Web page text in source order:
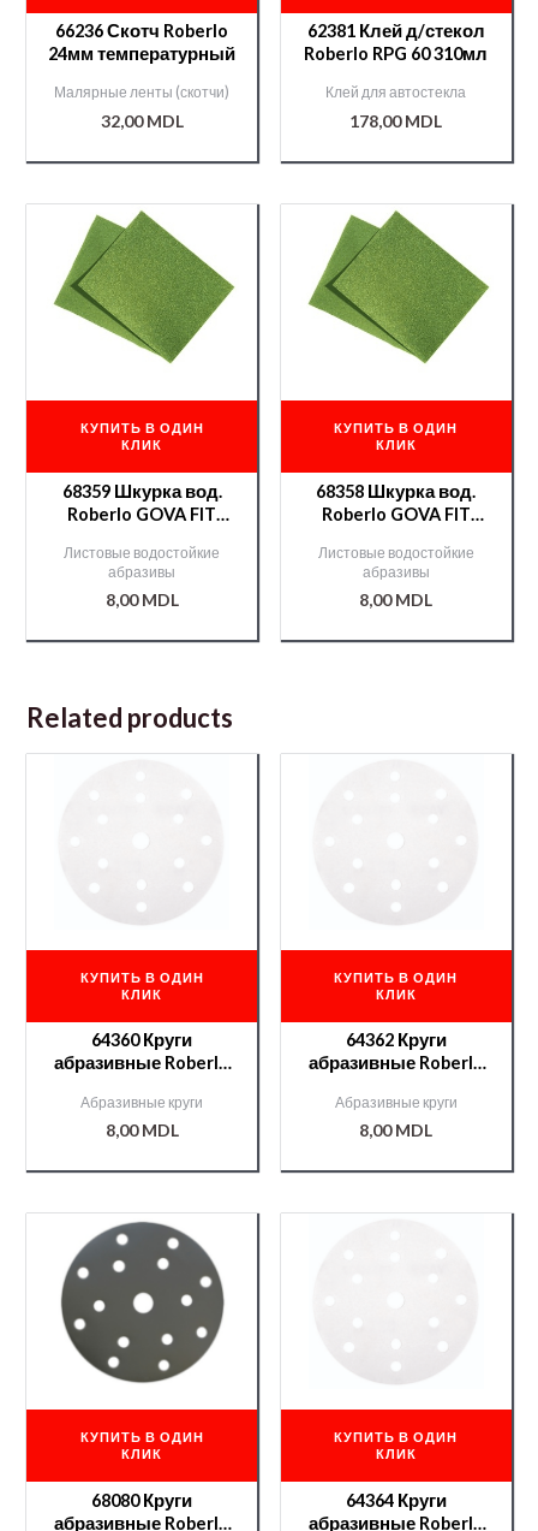
66236 Скотч Roberlo
24мм температурный
Малярные ленты (скотчи)
32,00MDL
62381 Клей д/стекол
Roberlo RPG 60 310мл
Клей для автостекла
178,00MDL
КУПИТЬ В ОДИН
КЛИК
68359 Шкурка вод.
Roberlo GOVA FIT
Листовые водостойкие
абразивы
8,00MDL
КУПИТЬ В ОДИН
КЛИК
68358 Шкурка вод.
Roberlo GOVA FIT
Листовые водостойкие
абразивы
8,00MDL
Related products
КУПИТЬ В ОДИН
КЛИК
64360 Круги
абразивные Roberlo
Абразивные круги
8,00MDL
КУПИТЬ В ОДИН
КЛИК
64362 Круги
абразивные Roberlo
Абразивные круги
8,00MDL
КУПИТЬ В ОДИН
КЛИК
68080 Круги
абразивные Roberlo
КУПИТЬ В ОДИН
КЛИК
64364 Круги
абразивные Roberlo